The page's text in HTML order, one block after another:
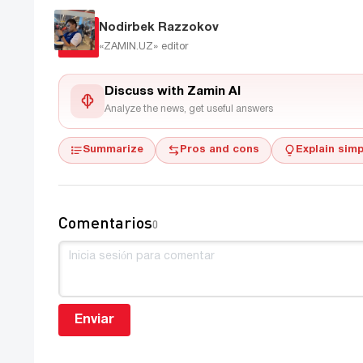
Nodirbek Razzokov
«ZAMIN.UZ» editor
Discuss with Zamin AI
Analyze the news, get useful answers
Summarize Pros and cons Explain
Comentarios0
Enviar